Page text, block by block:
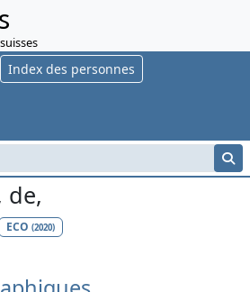
Index des personnes
de,
ECO (2020)